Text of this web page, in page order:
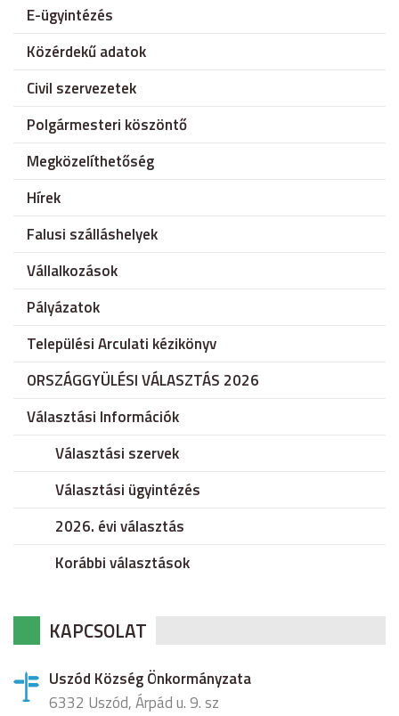
E-ügyintézés
Közérdekű adatok
Civil szervezetek
Polgármesteri köszöntő
Megközelíthetőség
Hírek
Falusi szálláshelyek
Vállalkozások
Pályázatok
Települési Arculati kézikönyv
ORSZÁGGYÜLÉSI VÁLASZTÁS 2026
Választási Információk
Választási szervek
Választási ügyintézés
2026. évi választás
Korábbi választások
KAPCSOLAT
Uszód Község Önkormányzata
6332 Uszód, Árpád u. 9. sz